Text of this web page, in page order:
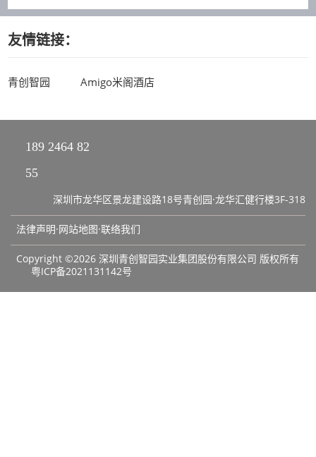
友情链接：
青创智园 Amigo米阁酒店
189 2464 82
55
深圳市龙华区景龙建设路18号青创园·龙华汇健行楼3F-318
法律声明·网站地图·联络我们
Copyright ©2026 深圳青创智园实业集团股份有限公司 版权所有
粤ICP备2021131142号